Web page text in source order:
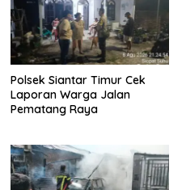
Polsek Siantar Timur Cek
Laporan Warga Jalan
Pematang Raya